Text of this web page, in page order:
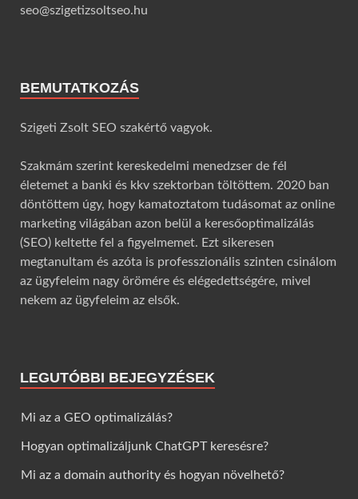
seo@szigetizsoltseo.hu
BEMUTATKOZÁS
Szigeti Zsolt SEO szakértő vagyok.
Szakmám szerint kereskedelmi menedzser de fél
életemet a banki és kkv szektorban töltöttem. 2020 ban
döntöttem úgy, hogy kamatoztatom tudásomat az online
marketing világában azon belül a keresőoptimalizálás
(SEO) keltette fel a figyelmemet. Ezt sikeresen
megtanultam és azóta is professzionális szinten csinálom
az ügyfeleim nagy örömére és elégedettségére, mivel
nekem az ügyfeleim az elsők.
LEGUTÓBBI BEJEGYZÉSEK
Mi az a GEO optimalizálás?
Hogyan optimalizáljunk ChatGPT keresésre?
Mi az a domain authority és hogyan növelhető?